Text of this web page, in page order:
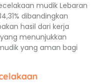
mudik Lebaran
dibandingkan
hasil dari kerja
menunjukkan
yang aman bagi